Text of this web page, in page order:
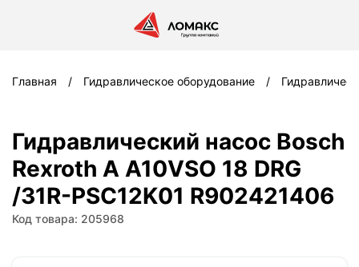
Главная Гидравлическое оборудование
Гидравлический насос Bosch
Rexroth A A10VSO 18 DRG
/31R-PSC12K01 R902421406
Код товара: 205968